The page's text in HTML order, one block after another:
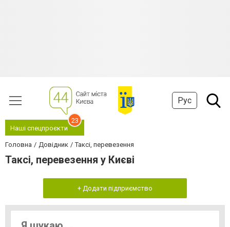
Рус
Наші спецпроєкти
23
Головна Довідник Таксі, перевезення
Таксі, перевезення у Києві
+ Додати підприємство